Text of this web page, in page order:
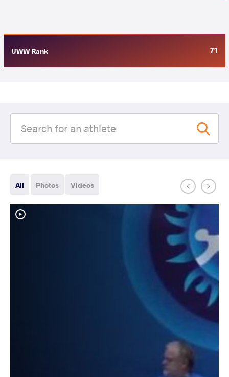
UWW Rank 71
All Photos Videos